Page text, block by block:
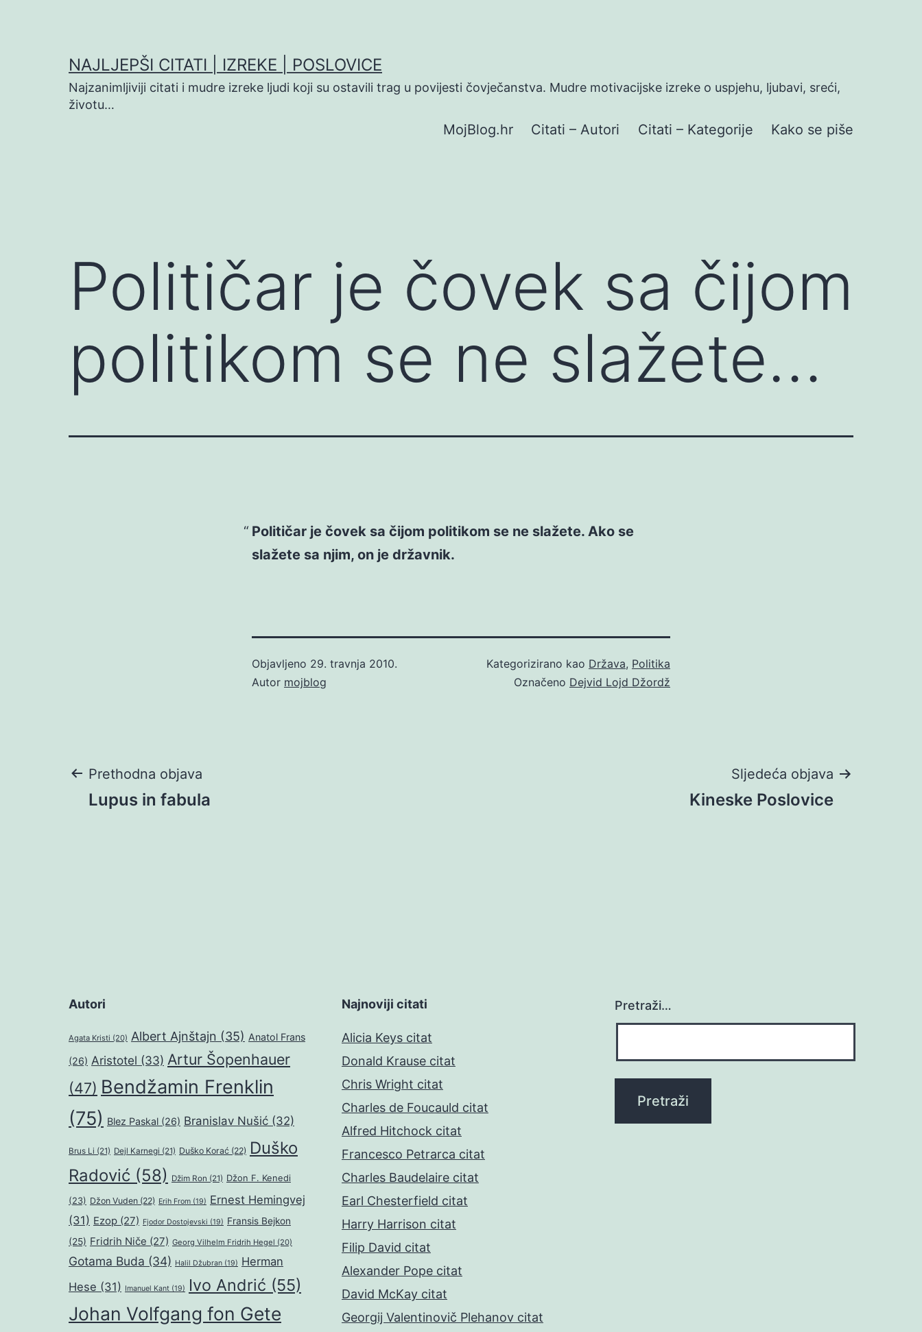
NAJLJEPŠI CITATI | IZREKE | POSLOVICE
Najzanimljiviji citati i mudre izreke ljudi koji su ostavili trag u povijesti čovječanstva. Mudre motivacijske izreke o uspjehu, ljubavi, sreći,
životu…
MojBlog.hr Citati – Autori Citati – Kategorije Kako se piše
Političar je čovek sa čijom
politikom se ne slažete…
Političar je čovek sa čijom politikom se ne slažete. Ako se
slažete sa njim, on je državnik.
Objavljeno 29. travnja 2010.
Autor mojblog
Kategorizirano kao Država, Politika
Označeno Dejvid Lojd Džordž
Navigacija
Prethodna objava
Lupus in fabula
Sljedeća objava
Kineske Poslovice
Autori
Agata Kristi (20) Albert Ajnštajn (35) Anatol Frans
(26) Aristotel (33) Artur Šopenhauer
(47) Bendžamin Frenklin
(75) Blez Paskal (26) Branislav Nušić (32)
Brus Li (21) Dejl Karnegi (21) Duško Korać (22) Duško
Radović (58) Džim Ron (21) Džon F. Kenedi
(23) Džon Vuden (22) Erih From (19) Ernest Hemingvej
(31) Ezop (27) Fjodor Dostojevski (19) Fransis Bejkon
(25) Fridrih Niče (27) Georg Vilhelm Fridrih Hegel (20)
Gotama Buda (34) Halil Džubran (19) Herman
Hese (31) Imanuel Kant (19) Ivo Andrić (55)
Johan Volfgang fon Gete
Najnoviji citati
Alicia Keys citat
Donald Krause citat
Chris Wright citat
Charles de Foucauld citat
Alfred Hitchock citat
Francesco Petrarca citat
Charles Baudelaire citat
Earl Chesterfield citat
Harry Harrison citat
Filip David citat
Alexander Pope citat
David McKay citat
Georgij Valentinovič Plehanov citat
Pretraži…